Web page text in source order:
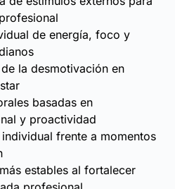
de energía, foco y
la desmotivación en
basadas en
y proactividad
frente a momentos
estables al fortalecer